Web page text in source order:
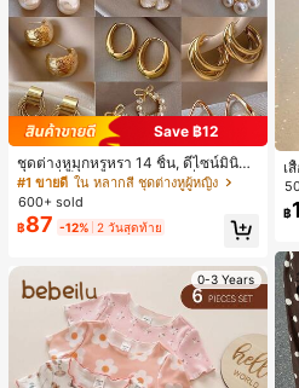
Save ฿12
ชุดต่างหูมุกหรูหรา 14 ชิ้น, ดีไซน์มินิมอ
ลใหม่ที่เป็นเอกลักษณ์ ต่างหูที่สง่างาม
สำหรับผู้หญิง, ของขวัญสำหรับเธอ
#1 ขายดี ใน หลากสี ชุดต่างหูผู้หญิง
600+ sold
฿87 -12% 2 วันสุดท้าย
0-3 Years
เ
พ
฿